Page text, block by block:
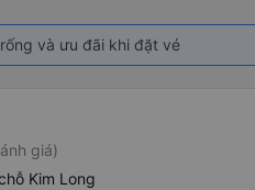
và ưu đãi khi đặt vé
giá)
Kim Long